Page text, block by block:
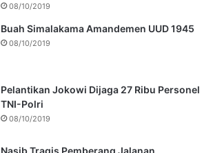
08/10/2019
Buah Simalakama Amandemen UUD 1945
08/10/2019
Pelantikan Jokowi Dijaga 27 Ribu Personel
TNI-Polri
08/10/2019
Nasib Tragis Pemberang Jalanan